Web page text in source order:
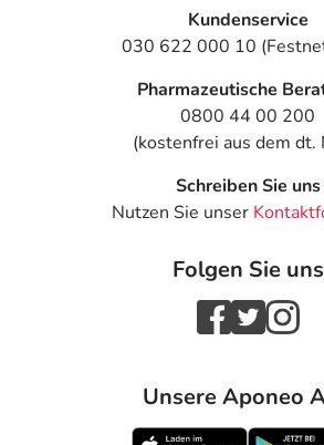
Kundenservice
030 622 000 10
Pharmazeutische
0800 44 00 200
(kostenfrei aus dem dt.
Schreiben Sie uns
Nutzen Sie unser
Folgen Sie uns
Unsere Aponeo